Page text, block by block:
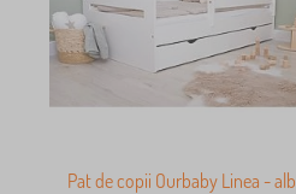
Pat de copii Ourbaby Linea - alb